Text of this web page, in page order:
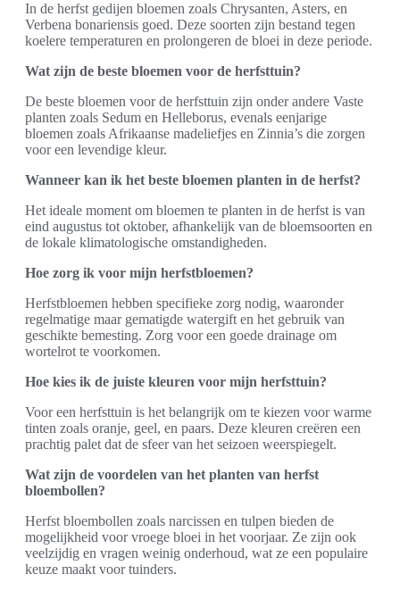
In de herfst gedijen bloemen zoals Chrysanten, Asters, en
Verbena bonariensis goed. Deze soorten zijn bestand tegen
koelere temperaturen en prolongeren de bloei in deze periode.
Wat zijn de beste bloemen voor de herfsttuin?
De beste bloemen voor de herfsttuin zijn onder andere Vaste
planten zoals Sedum en Helleborus, evenals eenjarige
bloemen zoals Afrikaanse madeliefjes en Zinnia’s die zorgen
voor een levendige kleur.
Wanneer kan ik het beste bloemen planten in de herfst?
Het ideale moment om bloemen te planten in de herfst is van
eind augustus tot oktober, afhankelijk van de bloemsoorten en
de lokale klimatologische omstandigheden.
Hoe zorg ik voor mijn herfstbloemen?
Herfstbloemen hebben specifieke zorg nodig, waaronder
regelmatige maar gematigde watergift en het gebruik van
geschikte bemesting. Zorg voor een goede drainage om
wortelrot te voorkomen.
Hoe kies ik de juiste kleuren voor mijn herfsttuin?
Voor een herfsttuin is het belangrijk om te kiezen voor warme
tinten zoals oranje, geel, en paars. Deze kleuren creëren een
prachtig palet dat de sfeer van het seizoen weerspiegelt.
Wat zijn de voordelen van het planten van herfst
bloembollen?
Herfst bloembollen zoals narcissen en tulpen bieden de
mogelijkheid voor vroege bloei in het voorjaar. Ze zijn ook
veelzijdig en vragen weinig onderhoud, wat ze een populaire
keuze maakt voor tuinders.